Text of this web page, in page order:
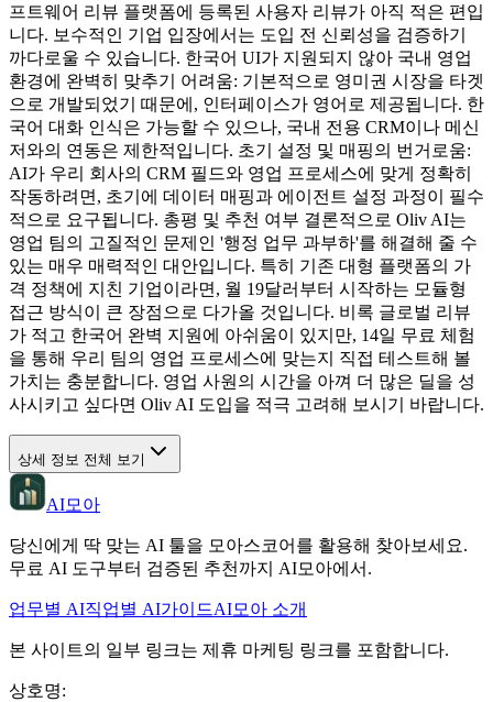
프트웨어 리뷰 플랫폼에 등록된 사용자 리뷰가 아직 적은 편입
니다. 보수적인 기업 입장에서는 도입 전 신뢰성을 검증하기
까다로울 수 있습니다. 한국어 UI가 지원되지 않아 국내 영업
환경에 완벽히 맞추기 어려움: 기본적으로 영미권 시장을 타겟
으로 개발되었기 때문에, 인터페이스가 영어로 제공됩니다. 한
국어 대화 인식은 가능할 수 있으나, 국내 전용 CRM이나 메신
저와의 연동은 제한적입니다. 초기 설정 및 매핑의 번거로움:
AI가 우리 회사의 CRM 필드와 영업 프로세스에 맞게 정확히
작동하려면, 초기에 데이터 매핑과 에이전트 설정 과정이 필수
적으로 요구됩니다. 총평 및 추천 여부 결론적으로 Oliv AI는
영업 팀의 고질적인 문제인 '행정 업무 과부하'를 해결해 줄 수
있는 매우 매력적인 대안입니다. 특히 기존 대형 플랫폼의 가
격 정책에 지친 기업이라면, 월 19달러부터 시작하는 모듈형
접근 방식이 큰 장점으로 다가올 것입니다. 비록 글로벌 리뷰
가 적고 한국어 완벽 지원에 아쉬움이 있지만, 14일 무료 체험
을 통해 우리 팀의 영업 프로세스에 맞는지 직접 테스트해 볼
가치는 충분합니다. 영업 사원의 시간을 아껴 더 많은 딜을 성
사시키고 싶다면 Oliv AI 도입을 적극 고려해 보시기 바랍니다.
상세 정보 전체 보기
AI모아
당신에게 딱 맞는 AI 툴을 모아스코어를 활용해 찾아보세요.
무료 AI 도구부터 검증된 추천까지 AI모아에서.
업무별 AI직업별 AI가이드AI모아 소개
본 사이트의 일부 링크는 제휴 마케팅 링크를 포함합니다.
상호명: